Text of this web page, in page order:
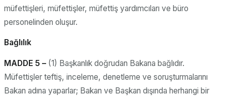
müfettişleri, müfettişler, müfettiş yardımcıları ve büro
personelinden oluşur.
Bağlılık
MADDE 5 – (1) Başkanlık doğrudan Bakana bağlıdır.
Müfettişler teftiş, inceleme, denetleme ve soruşturmalarını
Bakan adına yaparlar; Bakan ve Başkan dışında herhangi bir